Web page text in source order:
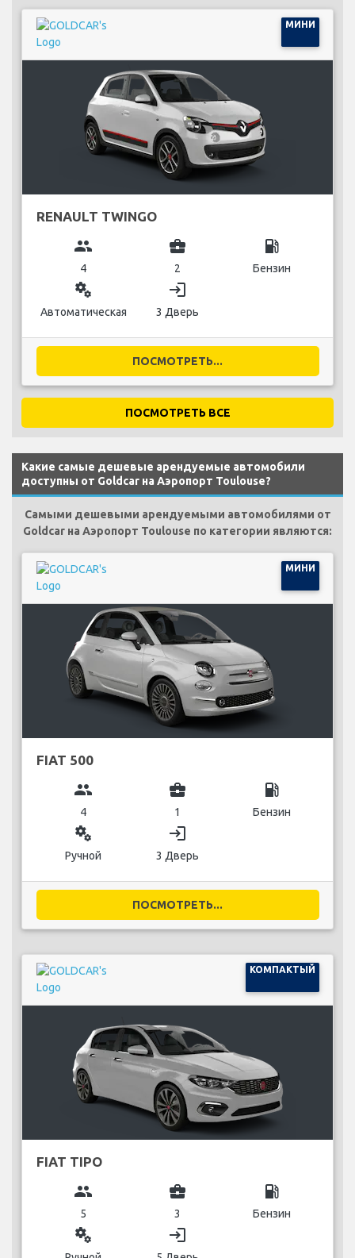
МИНИ
RENAULT TWINGO
group
4
business_center
2
local_gas_station
Бензин
miscellaneous_services
Автоматическая
login
3 Дверь
ПОСМОТРЕТЬ...
ПОСМОТРЕТЬ ВСЕ
Какие самые дешевые арендуемые автомобили
доступны от Goldcar на Аэропорт Toulouse?
Самыми дешевыми арендуемыми автомобилями от
Goldcar на Аэропорт Toulouse по категории являются:
МИНИ
FIAT 500
group
4
business_center
1
local_gas_station
Бензин
miscellaneous_services
Ручной
login
3 Дверь
ПОСМОТРЕТЬ...
КОМПАКТЫЙ
FIAT TIPO
group
5
business_center
3
local_gas_station
Бензин
miscellaneous_services login